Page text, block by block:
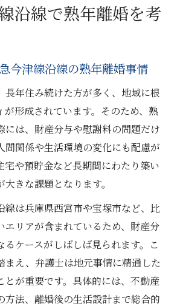
沿線で熟年離婚を考
今津線沿線の熟年離婚事情
長年住み続けた方が多く、地域に根
が形成されています。そのため、熟
には、財産分与や慰謝料の問題だけ
間関係や生活環境の変化にも配慮が
宅や預貯金など長期間にわたり築い
きな課題となります。
線は兵庫県西宮市や宝塚市など、比
エリアが含まれているため、財産分
るケースがしばしば見られます。こ
まえ、弁護士は地元事情に精通した
とが重要です。具体的には、不動産
方法、離婚後の生活設計まで総合的